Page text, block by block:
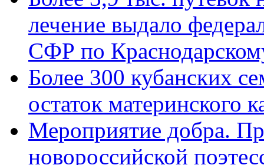
лечение выдало
СФР по
Более 300 кубанских
остаток материнского
Мероприятие добра.
новороссийской